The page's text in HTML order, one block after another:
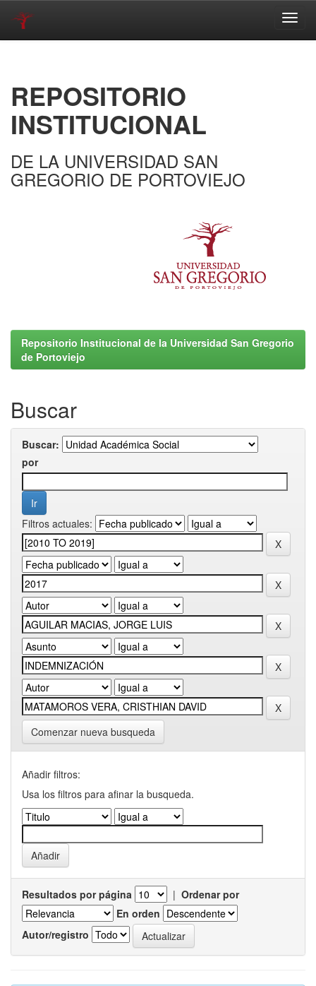
REPOSITORIO
INSTITUCIONAL
DE LA UNIVERSIDAD SAN
GREGORIO DE PORTOVIEJO
Repositorio Institucional de la Universidad San Gregorio
de Portoviejo
Buscar
Buscar:
por
Filtros actuales:
Comenzar nueva busqueda
Añadir filtros:
Usa los filtros para afinar la busqueda.
Resultados por página | Ordenar por
En orden
Autor/registro